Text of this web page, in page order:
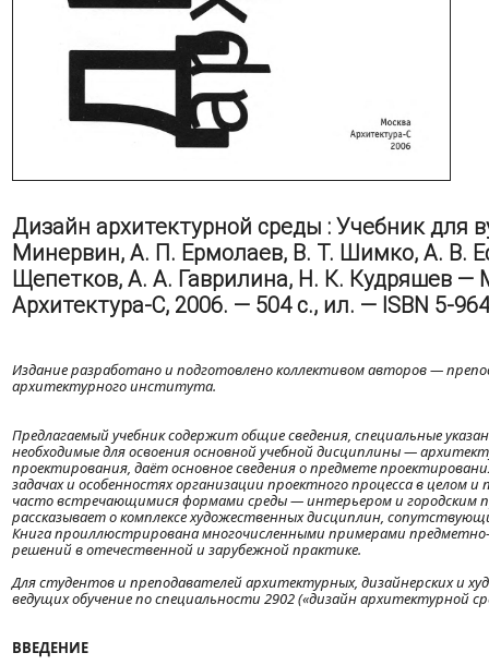
Дизайн архитектурной среды : Учебник для
Минервин, А. П. Ермолаев, В. Т. Шимко, А. В.
Щепетков, А. А. Гаврилина, Н. К. Кудряшев —
Архитектура-С, 2006. — 504 с., ил. — ISBN 5-
Издание разработано и подготовлено коллективом авторов —
архитектурного института.
Предлагаемый учебник содержит общие сведения, специальные
необходимые для освоения основной учебной дисциплины —
проектирования, даёт основное сведения о предмете
задачах и особенностях организации проектного процесса в целом и
часто встречающимися формами среды — интерьером и городским
рассказывает о комплексе художественных дисциплин,
Книга проиллюстрирована многочисленными примерами
решений в отечественной и зарубежной практике.
Для студентов и преподавателей архитектурных, дизайнерских и
ведущих обучение по специальности 2902 («дизайн архитектурной
ВВЕДЕНИЕ